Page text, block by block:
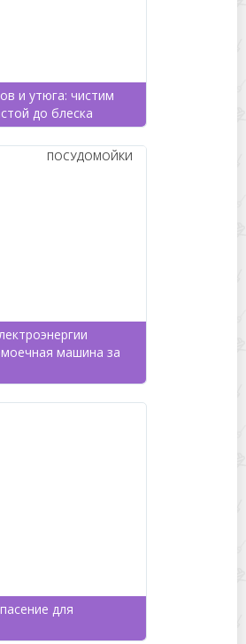
и утюга: чистим
до блеска
машина за
ПОСУДОМОЙКИ
для